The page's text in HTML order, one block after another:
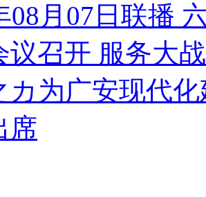
08月07日联播
议召开 服务大
カ为广安现代
席